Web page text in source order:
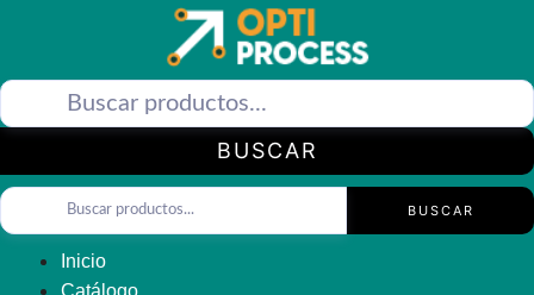
BUSCAR
BUSCAR
Inicio
Catálogo